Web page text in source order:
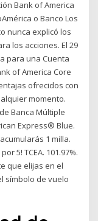
Bank of America
o Banco Los
nunca explicó los
los acciones.​ El 29
para una Cuenta
of America Core
ofrecidos con
momento.
Banca Múltiple
Express® Blue.
1 milla.
5! TCEA. 101.97%.
que elijas en el
símbolo de vuelo